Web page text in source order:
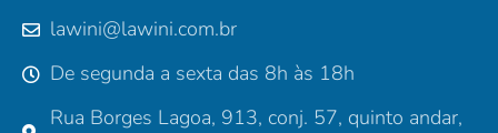
lawini@lawini.com.br
De segunda a sexta das 8h às 18h
Rua Borges Lagoa, 913, conj. 57, quinto andar,